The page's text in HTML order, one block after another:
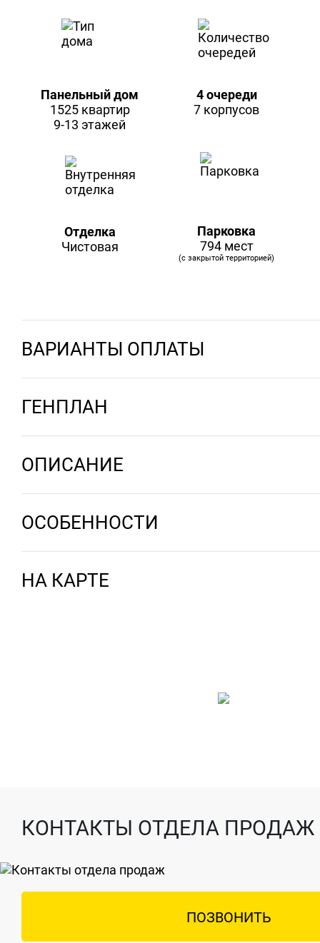
Панельный дом
1525 квартир
9-13 этажей
4 очереди
7 корпусов
Отделка
Чистовая
Парковка
794 мест
(с закрытой территорией)
ВАРИАНТЫ ОПЛАТЫ
ГЕНПЛАН
ОПИСАНИЕ
ОСОБЕННОСТИ
НА КАРТЕ
КОНТАКТЫ ОТДЕЛА ПРОДАЖ
ПОЗВОНИТЬ